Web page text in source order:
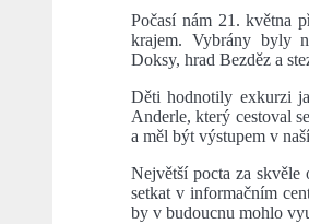
Počasí nám 21. května
krajem. Vybrány byly
Doksy, hrad Bezděz a
Děti hodnotily exkurzi
Anderle, který cestoval
a měl být výstupem v
Největší pocta za skvěle
setkat v informačním
by v budoucnu mohlo